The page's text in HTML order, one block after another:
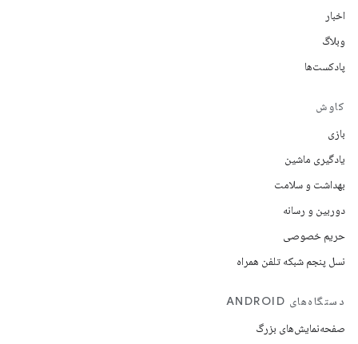
اخبار
وبلاگ
پادکست‌ها
کاوش
بازی
یادگیری ماشین
بهداشت و سلامت
دوربین و رسانه
حریم خصوصی
نسل پنجم شبکه تلفن همراه
دستگاه‌های ANDROID
صفحه‌نمایش‌های بزرگ